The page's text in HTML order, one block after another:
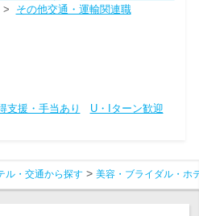
その他交通・運輸関連職
支援・手当あり
U・Iターン歓迎
ル・交通から探す 美容・ブライダル・ホ